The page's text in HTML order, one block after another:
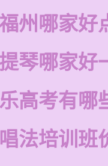
州哪家好
琴哪家好
高考有哪
法培训班